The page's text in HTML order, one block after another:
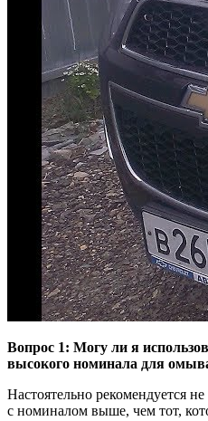
Вопрос 1: Могу ли я
высокого номинала для
Настоятельно рекомендуется
с номиналом выше, чем тот,